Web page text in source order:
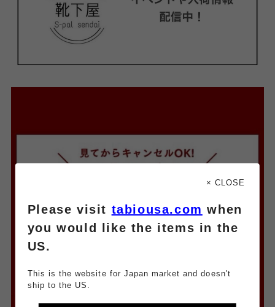
× CLOSE
Please visit tabiousa.com when
you would like the items in the
US.
This is the website for Japan market and doesn't
ship to the US.